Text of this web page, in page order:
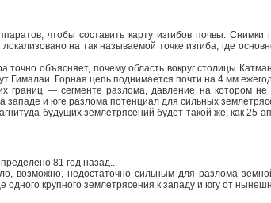
чтобы составить карту изгибов почвы.
на так называемой точке изгиба, где
точно объясняет, почему область вокруг столицы
Гималаи. Горная цепь поднимается почти на 4 мм
— сегменте разлома, давление на котором
западе и юге разлома потенциал для сильных
будущих землетрясений будет такой же, как 25
81 год назад...
возможно, недостаточно сильным для разлома
крупного землетрясения к западу и югу от